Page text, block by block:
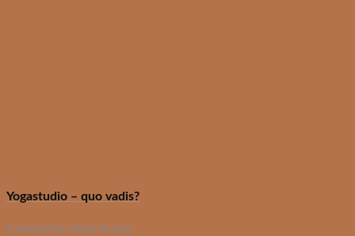
Yogastudio – quo vadis?
Created by Nick Runia